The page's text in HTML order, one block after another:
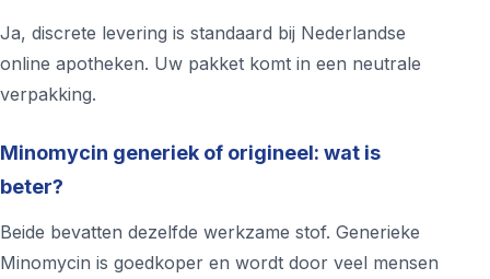
Ja, discrete levering is standaard bij Nederlandse
online apotheken. Uw pakket komt in een neutrale
verpakking.
Minomycin generiek of origineel: wat is
beter?
Beide bevatten dezelfde werkzame stof. Generieke
Minomycin is goedkoper en wordt door veel mensen